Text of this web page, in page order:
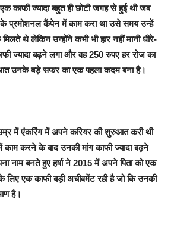
काफी ज्यादा बहुत ही छोटी जगह से हुई थी जब
प्रमोशनल कैंपेन में काम करा था उसे समय उन्हें
थे लेकिन उन्होंने कभी भी हार नहीं मानी धीरे-
ज्यादा बढ़ने लगा और वह 250 रुपए हर रोज का
उनके बड़े सफर का एक पहला कदम बना है।
में एंकरिंग में अपने करियर की शुरुआत करी थी
करने के बाद उनकी मांग काफी ज्यादा बढ़ने
नाम बनते हुए हर्षा ने 2015 में अपने पिता को एक
लिए एक काफी बड़ी अचीवमेंट रही है जो कि उनकी
है।